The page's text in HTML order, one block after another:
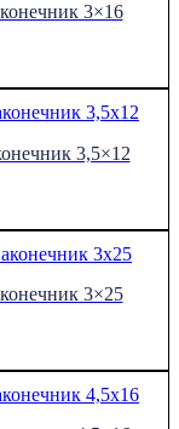
3×16
3,5×12
3×25